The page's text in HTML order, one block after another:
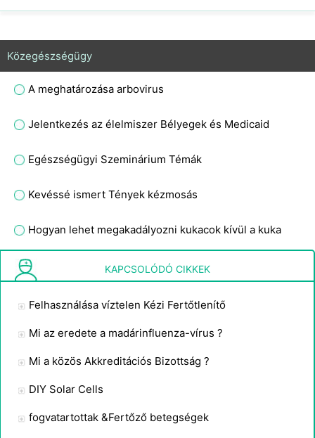
Közegészségügy
A meghatározása arbovirus
Jelentkezés az élelmiszer Bélyegek és Medicaid
Egészségügyi Szeminárium Témák
Kevéssé ismert Tények kézmosás
Hogyan lehet megakadályozni kukacok kívül a kuka
Klór kezelése VíztisztításKAPCSOLÓDÓ CIKKEK
Felhasználása víztelen Kézi Fertőtlenítő
Mi az eredete a madárinfluenza-vírus ?
Mi a közös Akkreditációs Bizottság ?
DIY Solar Cells
fogvatartottak &Fertőző betegségek